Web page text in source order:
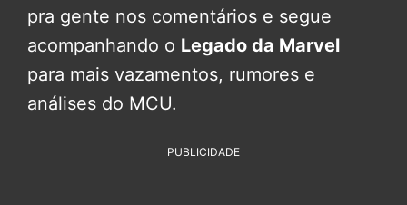
pra gente nos comentários e segue
acompanhando o Legado da Marvel
para mais vazamentos, rumores e
análises do MCU.
PUBLICIDADE